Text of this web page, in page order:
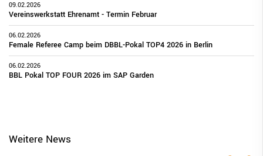
09.02.2026
Vereinswerkstatt Ehrenamt - Termin Februar
06.02.2026
Female Referee Camp beim DBBL-Pokal TOP4 2026 in Berlin
06.02.2026
BBL Pokal TOP FOUR 2026 im SAP Garden
Weitere News